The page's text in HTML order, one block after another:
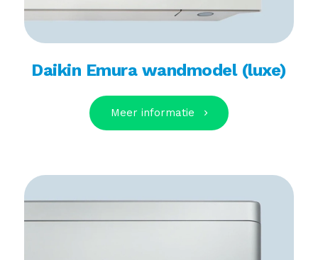
Daikin Emura wandmodel (luxe)
Meer informatie